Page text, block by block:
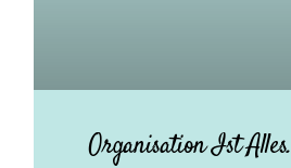
Organisation Ist Alles.